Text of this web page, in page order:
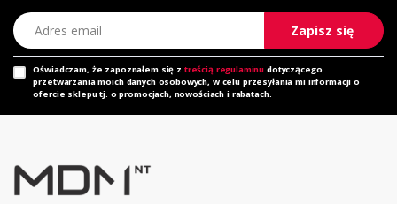
Adres email
Zapisz się
Oświadczam, że zapoznałem się z treścią regulaminu dotyczącego
przetwarzania moich danych osobowych, w celu przesyłania mi informacji o
ofercie sklepu tj. o promocjach, nowościach i rabatach.